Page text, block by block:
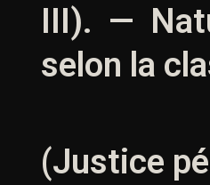
III). —
selon la
(Justice